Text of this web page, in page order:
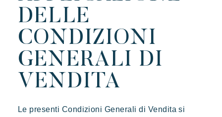
DELLE
CONDIZIONI
GENERALI DI
VENDITA
Le presenti Condizioni Generali di Vendita si